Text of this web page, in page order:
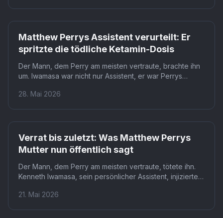
Matthew Perrys Assistent verurteilt: Er
spritzte die tödliche Ketamin-Dosis
Der Mann, dem Perry am meisten vertraute, brachte ihn
um. Iwamasa war nicht nur Assistent, er war Perrys
dem der Schauspieler sprach. Für Fans bedeutet das
28. Mai 2026
Verrat bis zuletzt: Was Matthew Perrys
Mutter nun öffentlich sagt
Der Mann, dem Perry am meisten vertraute, tötete ihn.
Kenneth Iwamasa, sein persönlicher Assistent, injizierte
Ketamin ohne medizinische Ausbildung. Dass
21. Mai 2026